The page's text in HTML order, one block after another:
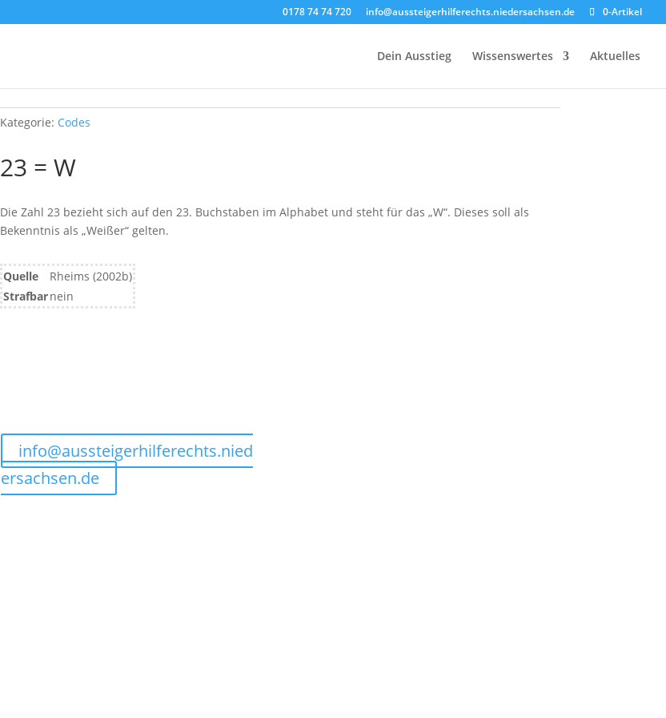
0178 74 74 720 info@aussteigerhilferechts.niedersachsen.de 0-Artikel
Dein Ausstieg Wissenswertes Aktuelles
Kategorie: Codes
23 = W
Die Zahl 23 bezieht sich auf den 23. Buchstaben im Alphabet und steht für das „W“. Dieses soll als
Bekenntnis als „Weißer“ gelten.
Quelle
Rheims (2002b)
Strafbarnein
info@aussteigerhilferechts.nied
ersachsen.de